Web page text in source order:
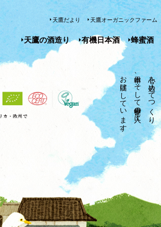
天鷹だより 天鷹オーガニックファーム
天鷹の酒造り 有機日本酒 蜂蜜酒
心を込めてつくり、
日本中、そして世界中の人々に
お届けしています。